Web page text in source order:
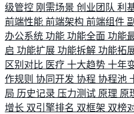
级管控 刚需场景 创业团队 利
前端性能 前端架构 前端组件
办公系统 功能 功能全面 功能
启 功能扩展 功能拆解 功能拓
区别对比 医疗 十大趋势 十年
作规则 协同开发 协程 协程池
局 历史记录 压力测试 原理 原
增长 双引擎排名 双框架 双榜